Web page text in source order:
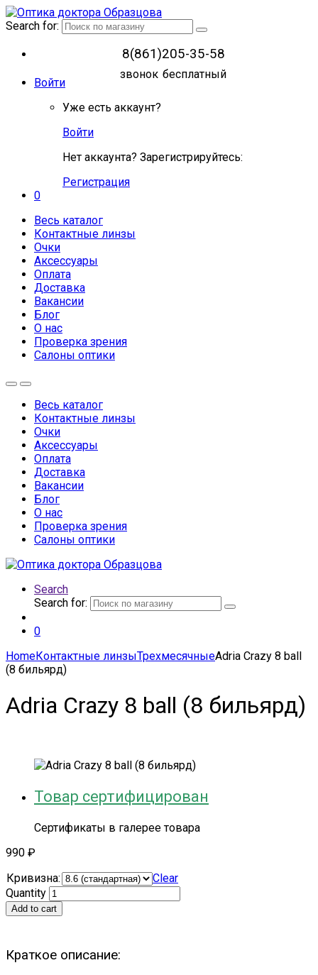
Search for:
8(861)205-35-58
звонок бесплатный
Войти
Уже есть аккаунт?
Войти
Нет аккаунта? Зарегистрируйтесь:
Регистрация
0
Весь каталог
Контактные линзы
Очки
Аксессуары
Оплата
Доставка
Вакансии
Блог
О нас
Проверка зрения
Салоны оптики
Весь каталог
Контактные линзы
Очки
Аксессуары
Оплата
Доставка
Вакансии
Блог
О нас
Проверка зрения
Салоны оптики
Search
Search for:
0
HomeКонтактные линзыТрехмесячныеAdria Crazy 8 ball
(8 бильярд)
Adria Crazy 8 ball (8 бильярд)
Товар сертифицирован
Сертификаты в галерее товара
990 ₽
Кривизна:
Clear
Quantity
Add to cart
Краткое описание: